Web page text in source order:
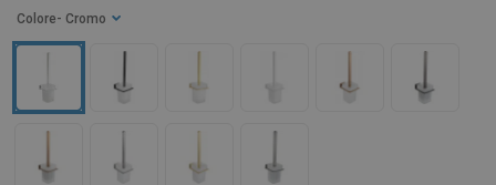
Colore - Cromo